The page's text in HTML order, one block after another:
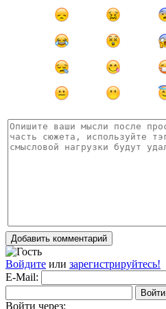
Добавить комментарий
Войдите или зарегистрируйтесь!
E-Mail:
Войти
Войти через: